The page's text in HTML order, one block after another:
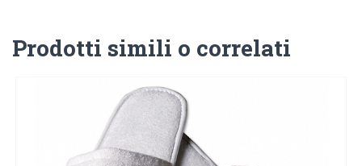
Prodotti simili o correlati